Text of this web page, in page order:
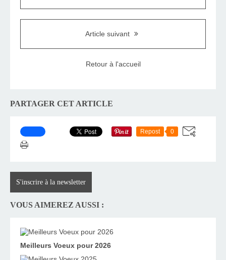
Article suivant
Retour à l'accueil
PARTAGER CET ARTICLE
Repost 0
S'inscrire à la newsletter
VOUS AIMEREZ AUSSI :
Meilleurs Voeux pour 2026